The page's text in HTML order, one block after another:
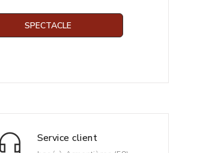
SPECTACLE
Service client